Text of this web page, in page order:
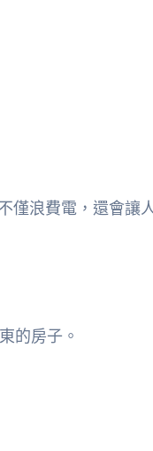
僅浪費電，還會讓
的房子。